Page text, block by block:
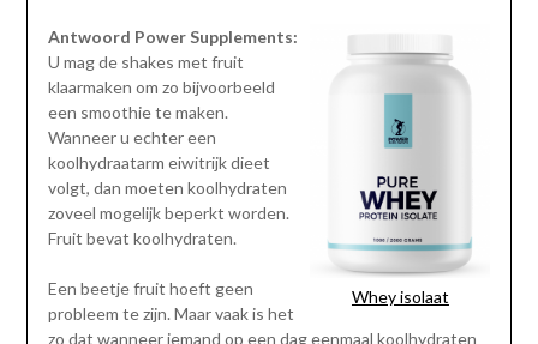
Whey isolaat
Antwoord Power Supplements:
U mag de shakes met fruit
klaarmaken om zo bijvoorbeeld
een smoothie te maken.
Wanneer u echter een
koolhydraatarm eiwitrijk dieet
volgt, dan moeten koolhydraten
zoveel mogelijk beperkt worden.
Fruit bevat koolhydraten.
Een beetje fruit hoeft geen
probleem te zijn. Maar vaak is het
zo dat wanneer iemand op een dag eenmaal koolhydraten